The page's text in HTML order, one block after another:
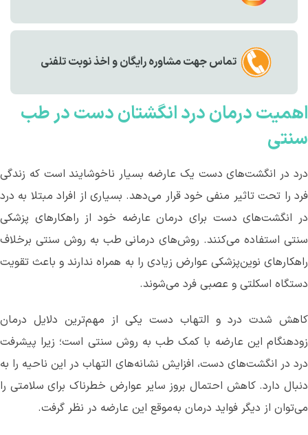
تماس جهت مشاوره رايگان و اخذ نوبت تلفنی
اهمیت درمان درد انگشتان دست در طب
سنتی
درد در انگشت‌های دست یک عارضه بسیار ناخوشایند است که زندگی
فرد را تحت‌ تاثیر منفی خود قرار می‌دهد. بسیاری از افراد مبتلا به درد
در انگشت‌های دست برای درمان عارضه خود از راهکارهای پزشکی
سنتی استفاده می‌کنند. روش‌های درمانی طب به روش سنتی برخلاف
راهکارهای نوین‌پزشکی عوارض زیادی را به همراه ندارند و باعث تقویت
دستگاه اسکلتی و عصبی فرد می‌شوند.
کاهش شدت درد و التهاب دست یکی از مهم‌ترین دلایل درمان
زودهنگام این عارضه با کمک طب به روش سنتی است؛ زیرا پیشرفت
درد در انگشت‌های دست، افزایش نشانه‌های التهاب در این ناحیه را به
دنبال دارد. کاهش احتمال بروز سایر عوارض‌ خطرناک برای سلامتی را
می‌توان از دیگر فواید درمان به‌موقع این عارضه در نظر گرفت.